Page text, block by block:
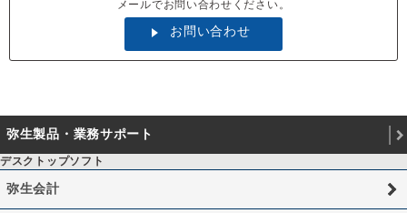
メールでお問い合わせください。
お問い合わせ
弥生製品・業務サポート
デスクトップソフト
弥生会計